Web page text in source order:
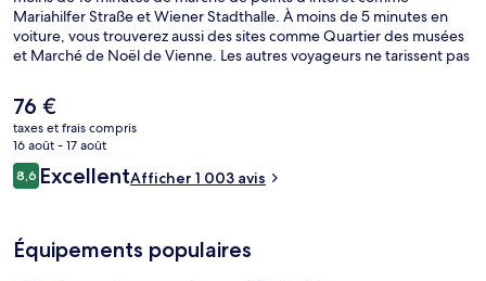
Mariahilfer Straße et Wiener Stadthalle. À moins de 5 minutes en
voiture, vous trouverez aussi des sites comme Quartier des musées
et Marché de Noël de Vienne. Les autres voyageurs ne tarissent pas
minutes de marche seulement séparent l'hébergement des
transports publics : Arrêt de tram Kaiserstraße est accessible en
quelques foulées et Station de métro Westbahnhof se situe à 4 min
à pied.
Le
prix
actuel
est
de
76 €
taxes et frais compris
16 août - 17 août
Avis
voyageurs
8,68,6 sur 10
ExcellentAfficher 1 003 avis
Équipements populaires